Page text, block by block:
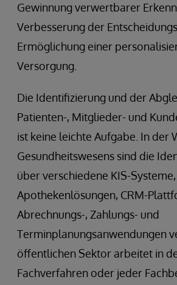
Gewinnung verwertbarer
Verbesserung der
Ermöglichung einer
Versorgung.
Die Identifizierung und der
Patienten-, Mitglieder- und
ist keine leichte Aufgabe. In der
Gesundheitswesens sind die
über verschiedene KIS-
Apothekenlösungen, CRM-
Abrechnungs-, Zahlungs- und
Terminplanungsanwendungen
öffentlichen Sektor arbeitet in
Fachverfahren oder jeder